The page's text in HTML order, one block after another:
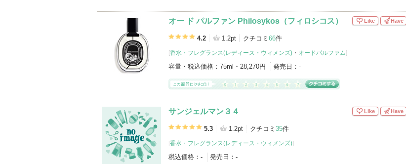
オー ド パルファン Philosykos（フィロシコス）
4.2 1.2pt クチコミ 66件
[香水・フレグランス(レディース・ウィメンズ) ・ オードパルファム]
容量・税込価格： 75ml・28,270円 発売日： -
Like Have
サンジェルマン３４
5.3 1.2pt クチコミ 35件
[香水・フレグランス(レディース・ウィメンズ)]
税込価格： - 発売日： -
Like Have